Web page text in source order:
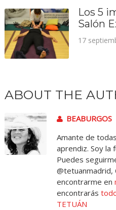
Los 5
Salón
17
ABOUT THE
BEABURGOS
Amante de
aprendiz. Soy la
Puedes
@tetuanmadrid,
encontrarme en
encontrarás
TETUÁN